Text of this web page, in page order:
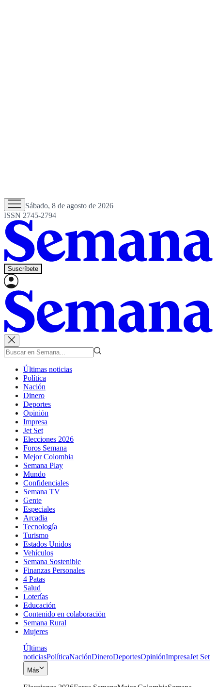
Sábado, 8 de agosto de 2026
ISSN 2745-2794
Suscríbete
Últimas noticias
Política
Nación
Dinero
Deportes
Opinión
Impresa
Jet Set
Elecciones 2026
Foros Semana
Mejor Colombia
Semana Play
Mundo
Confidenciales
Semana TV
Gente
Especiales
Arcadia
Tecnología
Turismo
Estados Unidos
Vehículos
Semana Sostenible
Finanzas Personales
4 Patas
Salud
Loterías
Educación
Contenido en colaboración
Semana Rural
Mujeres
Últimas
noticiasPolíticaNaciónDineroDeportesOpiniónImpresaJet Set
Más